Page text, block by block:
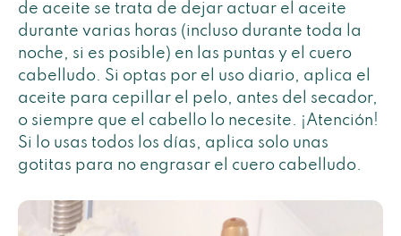
de aceite se trata de dejar actuar el aceite
durante varias horas (incluso durante toda la
noche, si es posible) en las puntas y el cuero
cabelludo. Si optas por el uso diario, aplica el
aceite para cepillar el pelo, antes del secador,
o siempre que el cabello lo necesite. ¡Atención!
Si lo usas todos los días, aplica solo unas
gotitas para no engrasar el cuero cabelludo.